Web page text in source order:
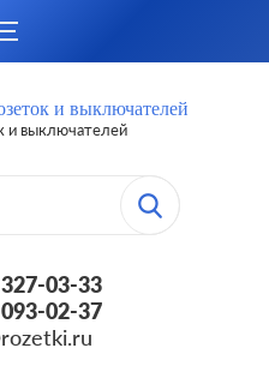
и выключателей
03-33
02-37